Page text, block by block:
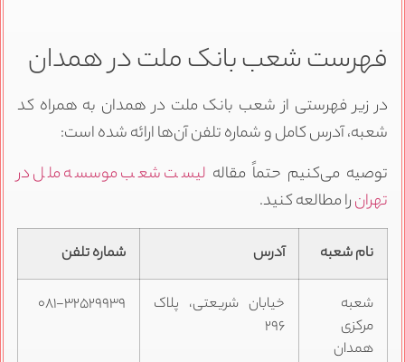
فهرست شعب بانک ملت در همدان
در زیر فهرستی از شعب بانک ملت در همدان به همراه کد
شعبه، آدرس کامل و شماره تلفن آن‌ها ارائه شده است:
توصیه می‌کنیم حتماً مقاله لیست شعب موسسه ملل در
تهرانرا مطالعه کنید.
نام شعبه آدرس شماره تلفن
شعبه
مرکزی
همدان
خیابان شریعتی، پلاک
۲۹۶
۰۸۱-۳۲۵۲۹۹۳۹